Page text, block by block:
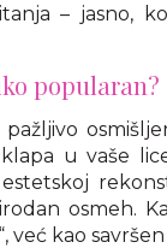
– jasno,
popularan?
u vaše
osmeh.
već kao